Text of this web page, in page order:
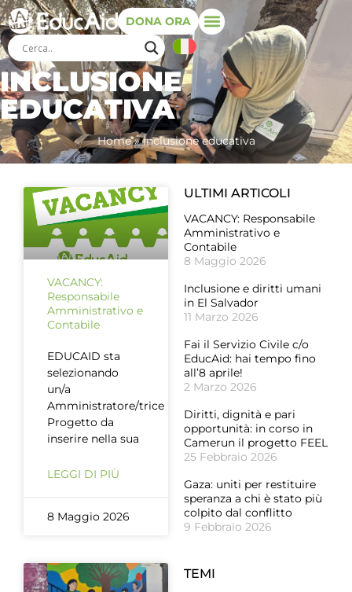
DONA ORA
INCLUSIONE
EDUCATIVA
Home»inclusione educativa
VACANCY:
Responsabile
Amministrativo e
Contabile
EDUCAID sta
selezionando
un/a
Amministratore/trice
Progetto da
inserire nella sua
LEGGI DI PIÙ
8 Maggio 2026
ULTIMI ARTICOLI
VACANCY: Responsabile
Amministrativo e
Contabile
8 Maggio 2026
Inclusione e diritti umani
in El Salvador
11 Marzo 2026
Fai il Servizio Civile c/o
EducAid: hai tempo fino
all’8 aprile!
2 Marzo 2026
Diritti, dignità e pari
opportunità: in corso in
Camerun il progetto FEEL
25 Febbraio 2026
Gaza: uniti per restituire
speranza a chi è stato più
colpito dal conflitto
9 Febbraio 2026
TEMI